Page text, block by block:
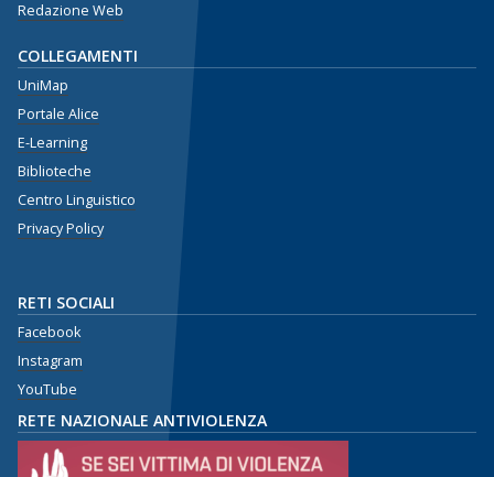
Redazione Web
COLLEGAMENTI
UniMap
Portale Alice
E-Learning
Biblioteche
Centro Linguistico
Privacy Policy
RETI SOCIALI
Facebook
Instagram
YouTube
RETE NAZIONALE ANTIVIOLENZA